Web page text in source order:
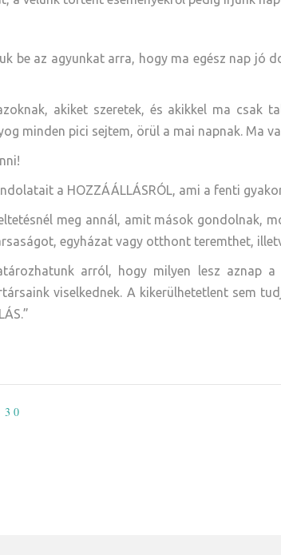
be az agyunkat arra, hogy ma egész nap jó
akiket szeretek, és akikkel ma csak
minden pici sejtem, örül a mai napnak. Ma
a HOZZÁÁLLÁSRÓL, ami a fenti
meg annál, amit mások gondolnak,
egyházat vagy otthont teremthet,
arról, hogy milyen lesz aznap
viselkednek. A kikerülhetetlent sem